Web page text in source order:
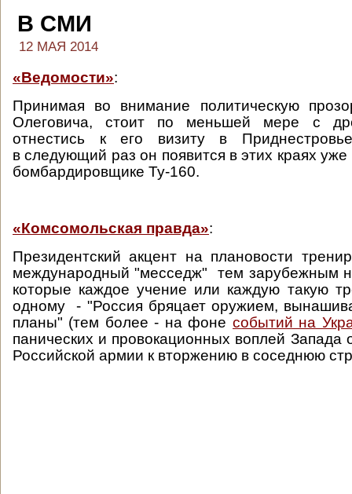
В СМИ
12 МАЯ 2014
«Ведомости»:
Принимая во внимание политическую
Олеговича, стоит по меньшей мере с
отнестись к его визиту в
в следующий раз он появится в этих краях уже
бомбардировщике Ту-160.
«Комсомольская правда»:
Президентский акцент на плановости
международный "месседж" тем зарубежным
которые каждое учение или каждую такую
одному - "Россия бряцает оружием,
планы" (тем более - на фоне событий на
панических и провокационных воплей Запада
Российской армии к вторжению в соседнюю